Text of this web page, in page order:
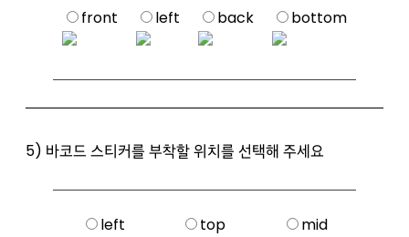
front left back bottom
5) 바코드 스티커를 부착할 위치를 선택해 주세요
left top mid